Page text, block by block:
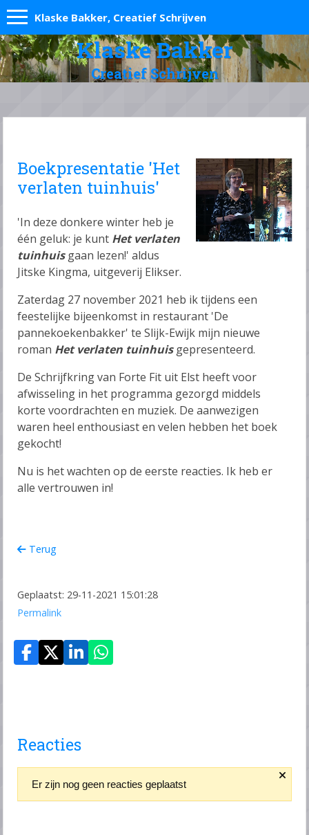
Klaske Bakker, Creatief Schrijven
Klaske Bakker
Creatief Schrijven
Boekpresentatie 'Het
verlaten tuinhuis'
'In deze donkere winter heb je
één geluk: je kunt Het verlaten
tuinhuisgaan lezen!' aldus
Jitske Kingma, uitgeverij Elikser.
Zaterdag 27 november 2021 heb ik tijdens een
feestelijke bijeenkomst in restaurant 'De
pannekoekenbakker' te Slijk-Ewijk mijn nieuwe
roman Het verlaten tuinhuisgepresenteerd.
De Schrijfkring van Forte Fit uit Elst heeft voor
afwisseling in het programma gezorgd middels
korte voordrachten en muziek. De aanwezigen
waren heel enthousiast en velen hebben het boek
gekocht!
Nu is het wachten op de eerste reacties. Ik heb er
alle vertrouwen in!
Terug
Geplaatst: 29-11-2021 15:01:28
Permalink
Reacties
Er zijn nog geen reacties geplaatst